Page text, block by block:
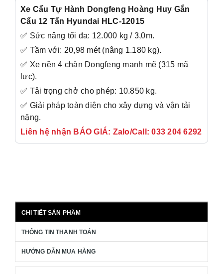
Xe Cẩu Tự Hành Dongfeng Hoàng Huy Gắn
Cẩu 12 Tấn Hyundai HLC-12015
✅ Sức nâng tối đa: 12.000 kg / 3,0m.
✅ Tầm với: 20,98 mét (nâng 1.180 kg).
✅ Xe nền 4 chân Dongfeng mạnh mẽ (315 mã
lực).
✅ Tải trọng chở cho phép: 10.850 kg.
✅ Giải pháp toàn diện cho xây dựng và vận tải
nặng.
Liên hệ nhận BÁO GIÁ: Zalo/Call: 033 204 6292
CHI TIẾT SẢN PHẨM
THÔNG TIN THANH TOÁN
HƯỚNG DẪN MUA HÀNG